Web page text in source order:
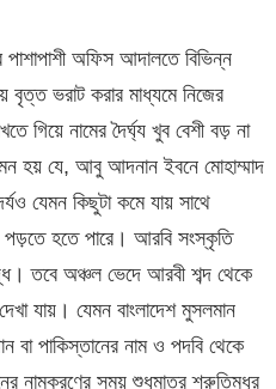
অফিস আদালতে বিভিন্ন
বৃত্ত ভরাট করার মাধ্যমে নিজের
গিয়ে নামের দৈর্ঘ্য খুব বেশী বড় না
হয় যে, আবু আদনান ইবনে মোহাম্মাদ
যেমন কিছুটা কমে যায় সাথে
পড়তে হতে পারে। আরবি সংস্কৃতি
তবে অঞ্চল ভেদে আরবী শব্দ থেকে
যায়। যেমন বাংলাদেশ মুসলমান
পাকিস্তানের নাম ও পদবি থেকে
নামকরণের সময় শুধুমাত্র শ্রুতিমধুর